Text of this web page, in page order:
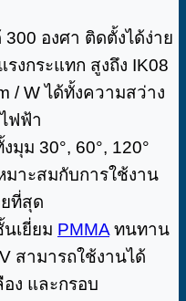
องศา ติดตั้งได้ง่าย
งกระแทก สูงถึง IK08
/ W ได้ทั้งความสว่าง
ฟฟ้า
มุม 30°, 60°, 120°
มาะสมกับการใช้งาน
ที่สุด
เยี่ยม PMMAทนทาน
สามารถใช้งานได้
ง และกรอบ